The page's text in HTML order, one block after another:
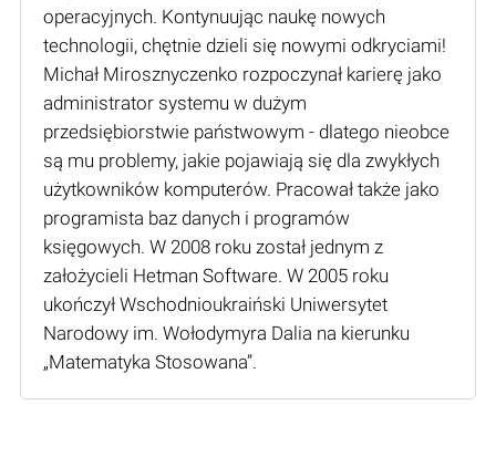
operacyjnych. Kontynuując naukę nowych
technologii, chętnie dzieli się nowymi odkryciami!
Michał Mirosznyczenko rozpoczynał karierę jako
administrator systemu w dużym
przedsiębiorstwie państwowym - dlatego nieobce
są mu problemy, jakie pojawiają się dla zwykłych
użytkowników komputerów. Pracował także jako
programista baz danych i programów
księgowych. W 2008 roku został jednym z
założycieli Hetman Software. W 2005 roku
ukończył Wschodnioukraiński Uniwersytet
Narodowy im. Wołodymyra Dalia na kierunku
„Matematyka Stosowana”.